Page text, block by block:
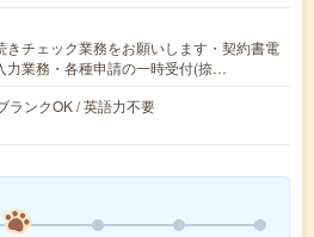
きチェック業務をお願いします・契約書電
力業務・各種申請の一時受付(捺…
ランクOK / 英語力不要